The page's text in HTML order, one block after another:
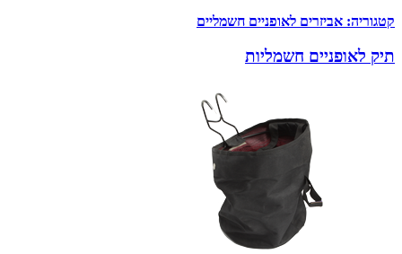
קטגוריה: אביזרים לאופניים חשמליים
תיק לאופניים חשמליות